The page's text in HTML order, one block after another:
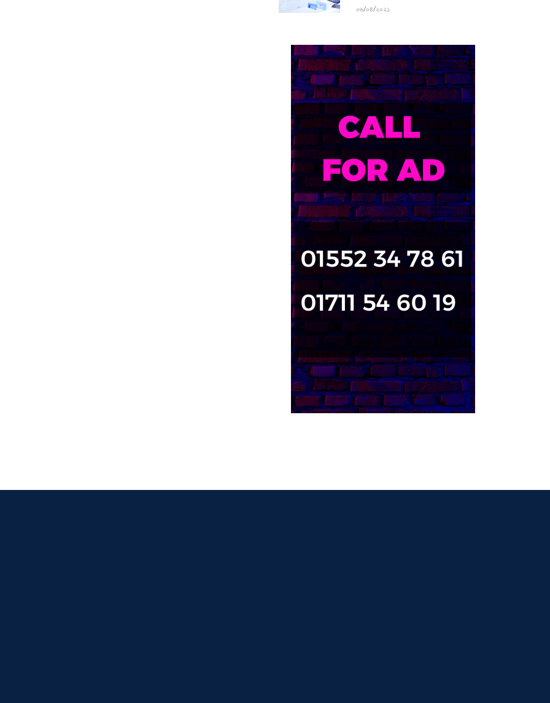
০৬/০৪/২০২১